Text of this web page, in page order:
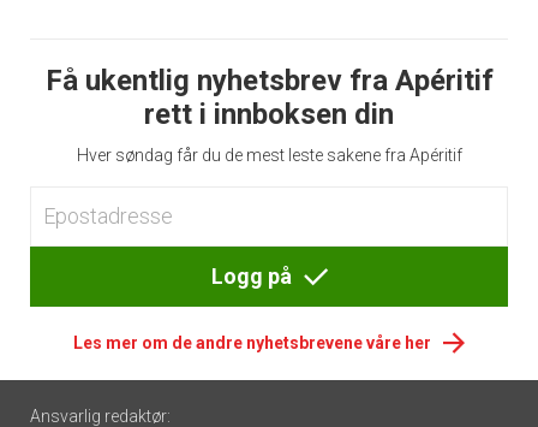
Få ukentlig nyhetsbrev fra Apéritif
rett i innboksen din
Hver søndag får du de mest leste sakene fra Apéritif
Logg på
Les mer om de andre nyhetsbrevene våre her
Footer
Ansvarlig redaktør: